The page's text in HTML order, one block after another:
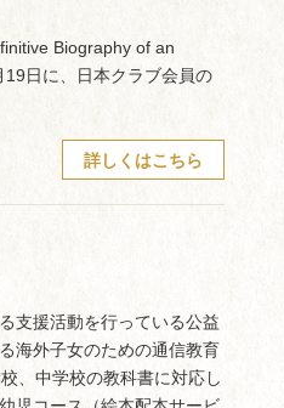
Biography of an
日に、日本クラブ会員の
詳しくはこちら
支援活動を行っている公益
海外子女のための通信教育
、中学校の教科書に対応し